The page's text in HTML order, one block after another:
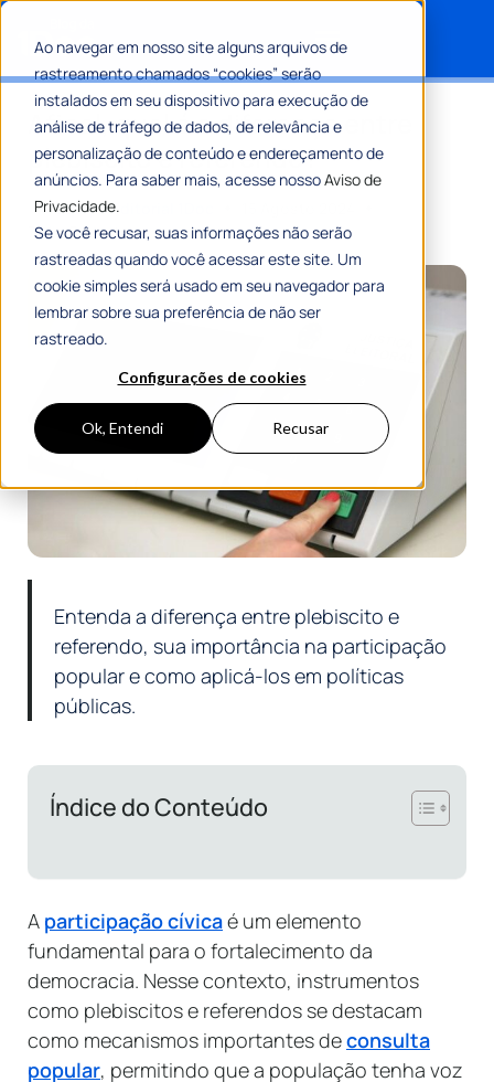
Ao navegar em nosso site alguns arquivos de
rastreamento chamados “cookies” serão
instalados em seu dispositivo para execução de
análise de tráfego de dados, de relevância e
personalização de conteúdo e endereçamento de
anúncios. Para saber mais, acesse nossoAviso de
Privacidade.
Se você recusar, suas informações não serão
rastreadas quando você acessar este site. Um
cookie simples será usado em seu navegador para
lembrar sobre sua preferência de não ser
rastreado.
Configurações de cookies
Ok, Entendi Recusar
Afinal, qual é a diferença entre
plebiscito e referendo?
PorEquipe Editorial 1Doc
7 Min De Leitura
Entenda a diferença entre plebiscito e
referendo, sua importância na participação
popular e como aplicá-los em políticas
públicas.
Índice do Conteúdo
A participação cívicaé um elemento
fundamental para o fortalecimento da
democracia. Nesse contexto, instrumentos
como plebiscitos e referendos se destacam
como mecanismos importantes deconsulta
popular, permitindo que a população tenha voz